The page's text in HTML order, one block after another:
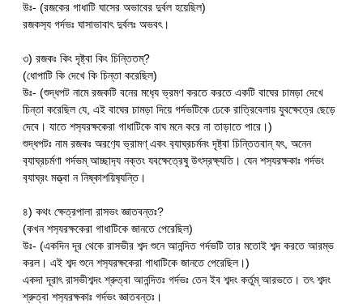
উঃ- (রজকের গাধাটি ঘাসের অভাবের দুর্বল হয়েছিল)
রজকস‍্য গর্দভঃ ঘাসাভাবাৎ দুর্বলঃ অভবৎ।
৩) রজকঃ কিং দৃষ্ট্বা কিং চিন্তিতম্?
(ধোপাটি কি দেখে কি চিন্তা করেছিল)
উঃ- (শুদ্ধপট নামে রজকটি বনের মধ‍্যে ভ্রমণ করতে করতে একটি বাঘের চামড়া দেখে
চিন্তা করেছিল যে, এই বাঘের চামড়া দিয়ে গর্দভটিকে ঢেকে রাত্রিবেলায় যুবক্ষেত্রে ছেড়ে
দেবে। যাতে শস‍্যরক্ষকেরা গাধাটিকে বাঘ মনে করে না তাড়াতে পারে।)
শুদ্ধপটঃ নাম রজকঃ অরণ‍্যে ভ্রামণ্ একং ব‍্যাঘ্রচর্মনং দৃষ্ট্বা চিন্তিতবান্ যৎ, অনেন
ব‍্যাঘ্রচর্মণা গর্দভম্ আচ্ছাদ‍্য নক্তং যবক্ষেত্রেষু উৎস্রক্ষ‍্যতি। যেন শস‍্যরক্ষকাঃ গর্দভং
ব‍্যাঘ্রং মত্ত্বা ন নিষ্কাশয়িষ‍্যন্তি।
৪) কথং ক্ষেত্রপালা রাসভং জ্ঞাতবন্তঃ?
(কখন শস‍্যরক্ষকেরা গাধাটিকে জানতে পেরেছিল)
উঃ- (একদিন দূর থেকে রাসভীর শব্দ শুনে আনন্দিত গর্দভটি তার মতোই শব্দ করতে আরম্ভ
করল। এই শব্দ শুনে শস‍্যরক্ষকেরা গাধাটিকে জানতে পেরেছিল।)
একদা দূরাৎ রাসভীশব্দং শ্রুত্বা আনন্দিতঃ গর্দভঃ তেন ইব শব্দং কর্তুম্ আরভতে। তৎ শব্দং
শ্রুত্বা শস‍্যরক্ষকাঃ গর্দভং জ্ঞাতবন্তঃ।